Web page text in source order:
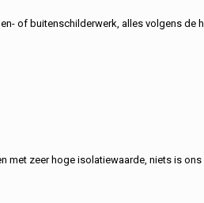
of buitenschilderwerk, alles volgens de
met zeer hoge isolatiewaarde, niets is